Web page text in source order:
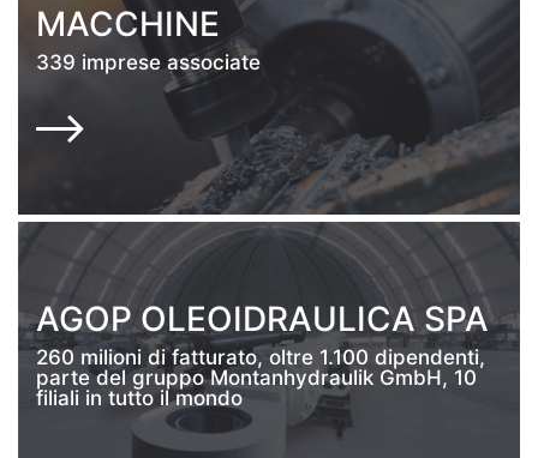
associate
OLEOIDRAULICA SPA
di fatturato, oltre 1.100 dipendenti,
del gruppo Montanhydraulik GmbH, 10
in tutto il mondo
1947
Emilia-